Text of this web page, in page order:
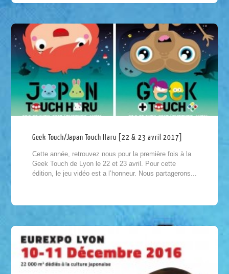
Geek Touch/Japan Touch Haru [22 & 23 avril 2017]
Cette année, retrouvez nous pour la première fois à la
Geek Touch de Lyon le 22 et 23 avril. Pour cette
édition, le jeu vidéo est a l’honneur. Nous partagerons...